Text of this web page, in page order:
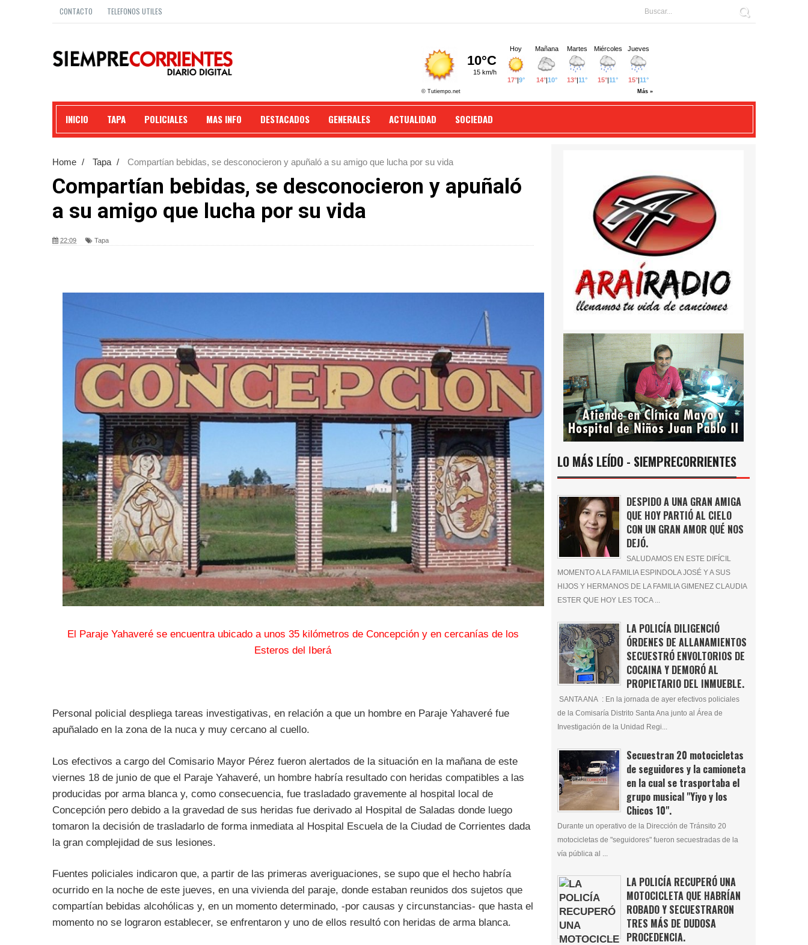
CONTACTO TELEFONOS UTILES
INICIO TAPA POLICIALES MAS INFO DESTACADOS GENERALES ACTUALIDAD SOCIEDAD
Home / Tapa / Compartían bebidas, se desconocieron y apuñaló a su amigo que lucha por su vida
Compartían bebidas, se desconocieron y apuñaló
a su amigo que lucha por su vida
22:09 Tapa
El Paraje Yahaveré se encuentra ubicado a unos 35 kilómetros de Concepción y en cercanías de los
Esteros del Iberá
Personal policial despliega tareas investigativas, en relación a que un hombre en Paraje Yahaveré fue
apuñalado en la zona de la nuca y muy cercano al cuello.
Los efectivos a cargo del Comisario Mayor Pérez fueron alertados de la situación en la mañana de este
viernes 18 de junio de que el Paraje Yahaveré, un hombre habría resultado con heridas compatibles a las
producidas por arma blanca y, como consecuencia, fue trasladado gravemente al hospital local de
Concepción pero debido a la gravedad de sus heridas fue derivado al Hospital de Saladas donde luego
tomaron la decisión de trasladarlo de forma inmediata al Hospital Escuela de la Ciudad de Corrientes dada
la gran complejidad de sus lesiones.
Fuentes policiales indicaron que, a partir de las primeras averiguaciones, se supo que el hecho habría
ocurrido en la noche de este jueves, en una vivienda del paraje, donde estaban reunidos dos sujetos que
compartían bebidas alcohólicas y, en un momento determinado, -por causas y circunstancias- que hasta el
momento no se lograron establecer, se enfrentaron y uno de ellos resultó con heridas de arma blanca.
LO MÁS LEÍDO - SIEMPRECORRIENTES
DESPIDO A UNA GRAN AMIGA
QUE HOY PARTIÓ AL CIELO
CON UN GRAN AMOR QUÉ NOS
DEJÓ.
SALUDAMOS EN ESTE DIFÍCIL
MOMENTO A LA FAMILIA ESPINDOLA JOSÉ Y A SUS
HIJOS Y HERMANOS DE LA FAMILIA GIMENEZ CLAUDIA
ESTER QUE HOY LES TOCA ...
LA POLICÍA DILIGENCIÓ
ÓRDENES DE ALLANAMIENTOS
SECUESTRÓ ENVOLTORIOS DE
COCAINA Y DEMORÓ AL
PROPIETARIO DEL INMUEBLE.
SANTA ANA : En la jornada de ayer efectivos policiales
de la Comisaría Distrito Santa Ana junto al Área de
Investigación de la Unidad Regi...
Secuestran 20 motocicletas
de seguidores y la camioneta
en la cual se trasportaba el
grupo musical "Yiyo y los
Chicos 10".
Durante un operativo de la Dirección de Tránsito 20
motocicletas de "seguidores" fueron secuestradas de la
vía pública al ...
LA POLICÍA RECUPERÓ UNA
MOTOCICLETA QUE HABRÍAN
ROBADO Y SECUESTRARON
TRES MÁS DE DUDOSA
PROCEDENCIA.